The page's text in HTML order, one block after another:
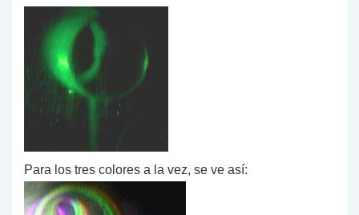
Para los tres colores a la vez, se ve así: